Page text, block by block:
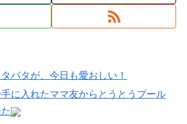
バタが、今日も愛おしい！
に入れたママ友からとうとうプール